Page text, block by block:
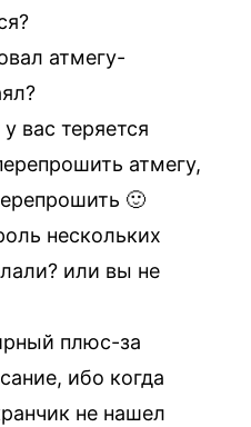
атмегу-
вас теряется
атмегу,
🙂
нескольких
или вы не
плюс-за
ибо когда
не нашел